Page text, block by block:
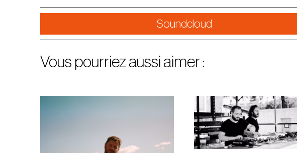
Soundcloud
Vous pourriez aussi aimer :